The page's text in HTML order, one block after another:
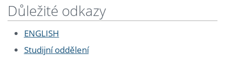
Důležité odkazy
ENGLISH
Studijní oddělení